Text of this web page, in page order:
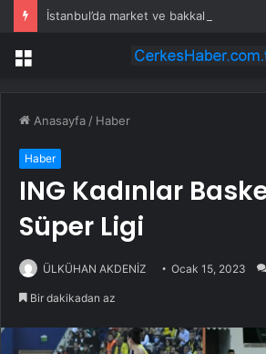
Menü
Anasayfa / Haber
Haber
ING Kadınlar
Süper Ligi
ÜLKÜHAN AKDENİZ Ocak 15, 2023
Bir dakikadan az